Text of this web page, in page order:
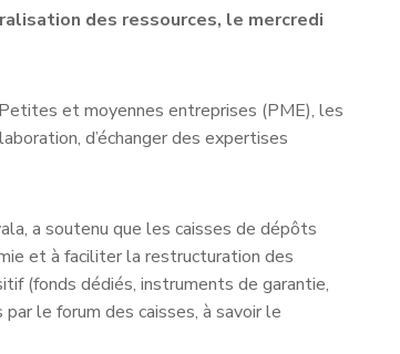
des ressources, le mercredi
et moyennes entreprises (PME), les
d’échanger des expertises
a soutenu que les caisses de dépôts
et à faciliter la restructuration des
(fonds dédiés, instruments de garantie,
le forum des caisses, à savoir le